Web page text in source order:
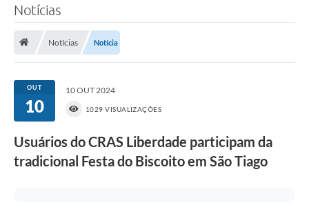
Notícias
Notícias Notícia
OUT
10
10 OUT 2024
1029 VISUALIZAÇÕES
Usuários do CRAS Liberdade participam da
tradicional Festa do Biscoito em São Tiago